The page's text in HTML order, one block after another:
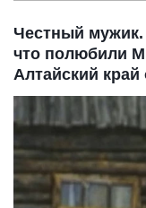
Честный мужик.
что полюбили
Алтайский край